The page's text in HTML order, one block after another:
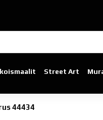
Street Art
44434